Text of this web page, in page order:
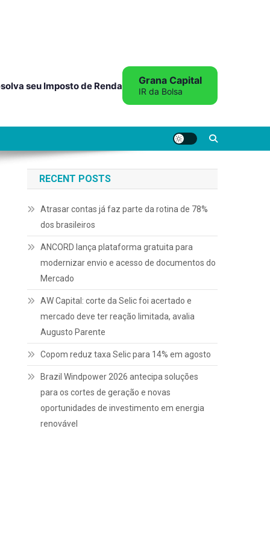
seu Imposto de Renda Grana Capital
IR da Bolsa
RECENT POSTS
Atrasar contas já faz parte da rotina de 78%
dos brasileiros
ANCORD lança plataforma gratuita para
modernizar envio e acesso de documentos do
Mercado
AW Capital: corte da Selic foi acertado e
mercado deve ter reação limitada, avalia
Augusto Parente
Copom reduz taxa Selic para 14% em agosto
Brazil Windpower 2026 antecipa soluções
para os cortes de geração e novas
oportunidades de investimento em energia
renovável